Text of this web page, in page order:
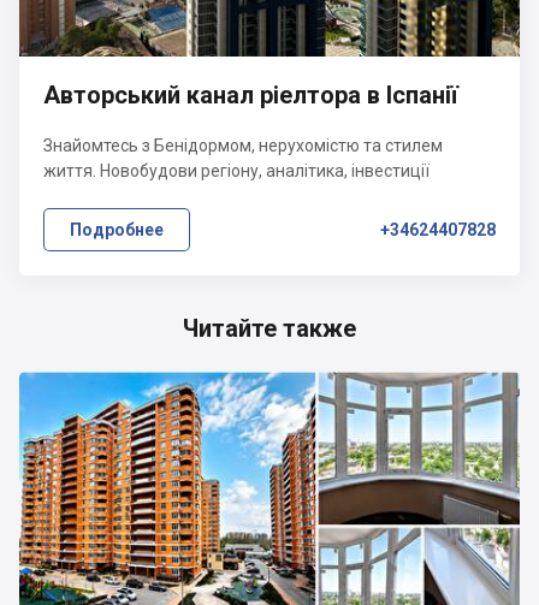
Читайте также
Авторський канал ріелтора в Іспанії
Знайомтесь з Бенідормом, нерухомістю та стилем
життя. Новобудови регіону, аналітика, інвестиції
Подробнее +34624407828